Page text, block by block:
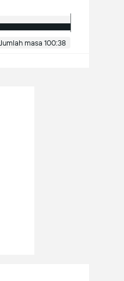
Jumlah masa 100:38